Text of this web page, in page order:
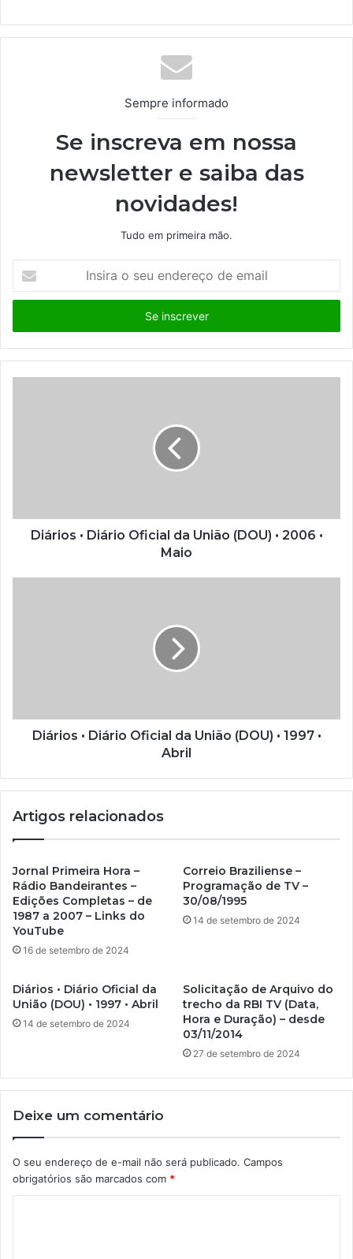
Sempre informado
Se inscreva em nossa
newsletter e saiba das
novidades!
Tudo em primeira mão.
s
r
a
Diários • Diário Oficial da União (DOU) • 2006 •
Maio
Diários • Diário Oficial da União (DOU) • 1997 •
Abril
Artigos relacionados
Jornal Primeira Hora –
Rádio Bandeirantes –
Edições Completas – de
1987 a 2007 – Links do
YouTube
16 de setembro de 2024
Correio Braziliense –
Programação de TV –
30/08/1995
14 de setembro de 2024
Diários • Diário Oficial da
União (DOU) • 1997 • Abril
14 de setembro de 2024
Solicitação de Arquivo do
trecho da RBI TV (Data,
Hora e Duração) – desde
03/11/2014
27 de setembro de 2024
Deixe um comentário
O seu endereço de e-mail não será publicado. Campos
obrigatórios são marcados com *